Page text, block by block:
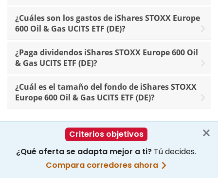
¿Cuáles son los gastos de iShares STOXX Europe
600 Oil & Gas UCITS ETF (DE)?
¿Paga dividendos iShares STOXX Europe 600 Oil
& Gas UCITS ETF (DE)?
¿Cuál es el tamaño del fondo de iShares STOXX
Europe 600 Oil & Gas UCITS ETF (DE)?